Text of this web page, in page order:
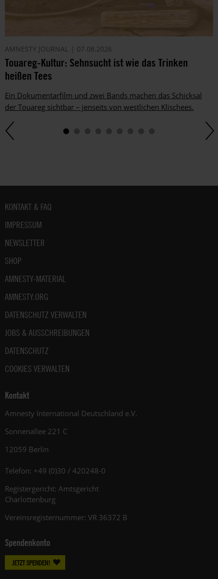
AMNESTY JOURNAL 07.08.2026
Touareg-Kultur: Sehnsucht ist wie das Trinken
heißen Tees
Ein Dokumentarfilm und zwei Bands machen das Schicksal
der Touareg sichtbar – jenseits von westlichen Klischees.
Fußbereich
KONTAKT & FAQ
IMPRESSUM
NEWSLETTER
SHOP
AMNESTY-MATERIAL
AMNESTY.ORG
DATENSCHUTZ VERWALTEN
JOBS & AUSSCHREIBUNGEN
DATENSCHUTZ
COOKIES VERWALTEN
Kontakt
Amnesty International Deutschland e.V.
Sonnenallee 221 C
12059 Berlin
Telefon: +49 (0)30 / 420248-0
Registergericht: Amtsgericht
Charlottenburg
Vereinsregisternummer: VR 36372 B
Spendenkonto
JETZT SPENDEN!